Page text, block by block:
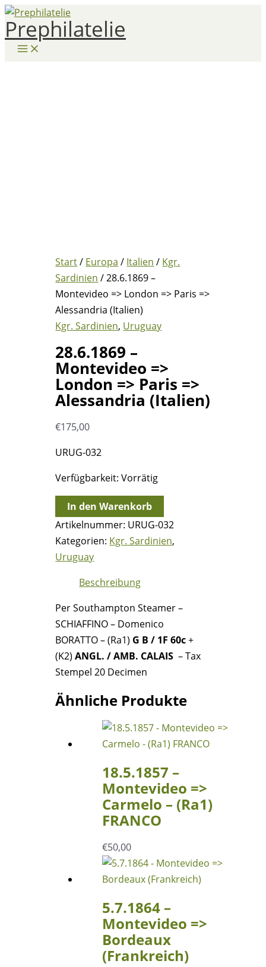
Zum
Inhalt
springen
Prephilatelie
Start/ Europa / Italien / Kgr.
Sardinien / 28.6.1869 –
Montevideo => London => Paris =>
Alessandria (Italien)
Kgr. Sardinien, Uruguay
28.6.1869 –
Montevideo =>
London => Paris =>
Alessandria (Italien)
€175,00
URUG-032
Verfügbarkeit: Vorrätig
28.6.1869
-
Montevideo
=>
London
=>
Alessandria
(Italien)
Menge
In den Warenkorb
Artikelnummer: URUG-032
Kategorien: Kgr. Sardinien,
Uruguay
Beschreibung
Per Southampton Steamer –
SCHIAFFINO – Domenico
BORATTO – (Ra1) G B / 1F 60c+
(K2)ANGL. / AMB. CALAIS – Tax
Stempel 20 Decimen
Ähnliche Produkte
18.5.1857 –
Montevideo =>
Carmelo – (Ra1)
FRANCO
€50,00
5.7.1864 –
Montevideo =>
Bordeaux
(Frankreich)